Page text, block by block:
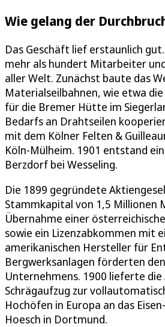
Wie gelang der
Das Geschäft lief erstaunlich
mehr als hundert Mitarbeiter
aller Welt. Zunächst baute das
Materialseilbahnen, wie etwa die
für die Bremer Hütte im
Bedarfs an Drahtseilen
mit dem Kölner Felten &
Köln-Mülheim. 1901 entstand
Berzdorf bei Wesseling.
Die 1899 gegründete
Stammkapital von 1,5 Millionen
Übernahme einer
sowie ein Lizenzabkommen mit
amerikanischen Hersteller für
Bergwerksanlagen förderten
Unternehmens. 1900 lieferte die
Schrägaufzug zur
Hochöfen in Europa an das
Hoesch in Dortmund.